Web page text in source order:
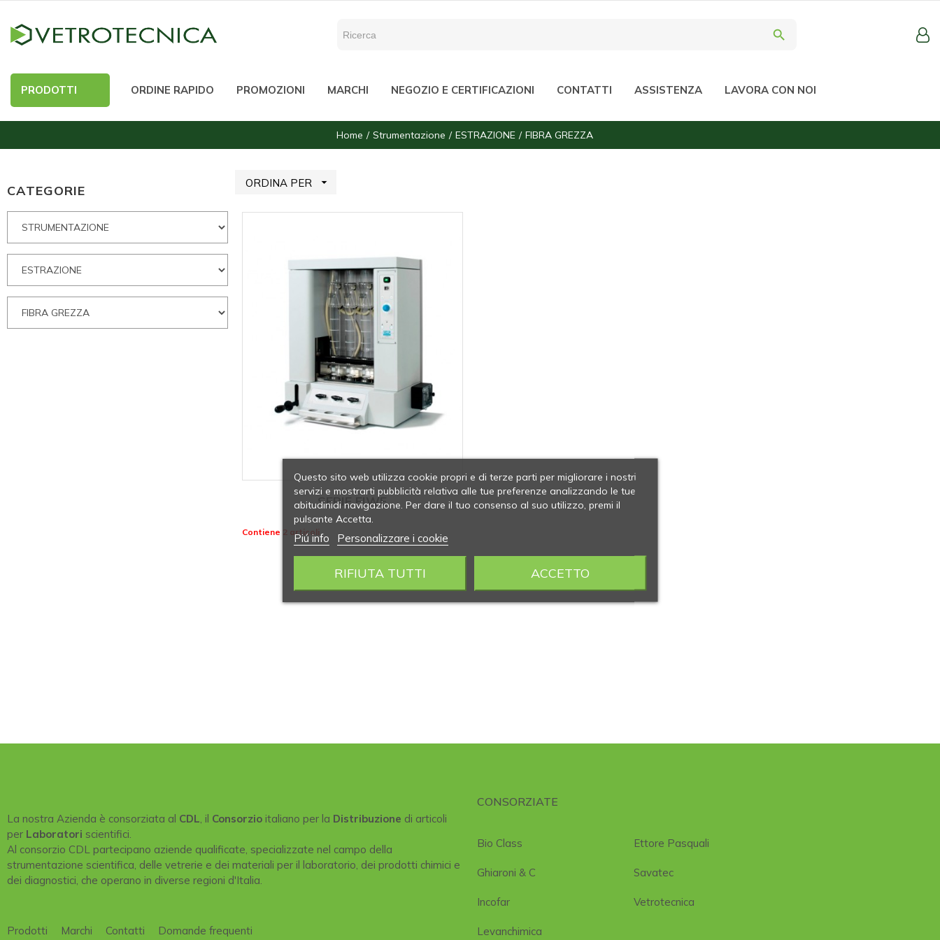
search
PRODOTTI ORDINE RAPIDO PROMOZIONI MARCHI NEGOZIO E CERTIFICAZIONI CONTATTI ASSISTENZA LAVORA CON NOI
Home Strumentazione ESTRAZIONE FIBRA GREZZA
CATEGORIE ORDINA PER 
SERIE FIWE
Contiene 2 articoli
La nostra Azienda è consorziata al CDL, il Consorzio italiano per la Distribuzione di articoli
per Laboratori scientifici.
Al consorzio CDL partecipano aziende qualificate, specializzate nel campo della
strumentazione scientifica, delle vetrerie e dei materiali per il laboratorio, dei prodotti chimici e
dei diagnostici, che operano in diverse regioni d'Italia.
Prodotti Marchi Contatti Domande frequenti
CONSORZIATE
Bio Class
Ghiaroni & C
Incofar
Levanchimica
Ettore Pasquali
Savatec
Vetrotecnica
Questo sito web utilizza cookie propri e di terze parti per migliorare i nostri
servizi e mostrarti pubblicità relativa alle tue preferenze analizzando le tue
abitudinidi navigazione. Per dare il tuo consenso al suo utilizzo, premi il
pulsante Accetta.
Piú info Personalizzare i cookie
RIFIUTA TUTTI ACCETTO